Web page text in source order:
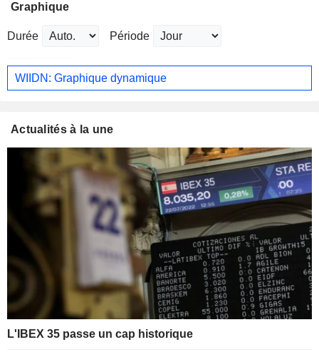
Graphique
Durée Période
WIIDN: Graphique dynamique
Actualités à la une
L'IBEX 35 passe un cap historique